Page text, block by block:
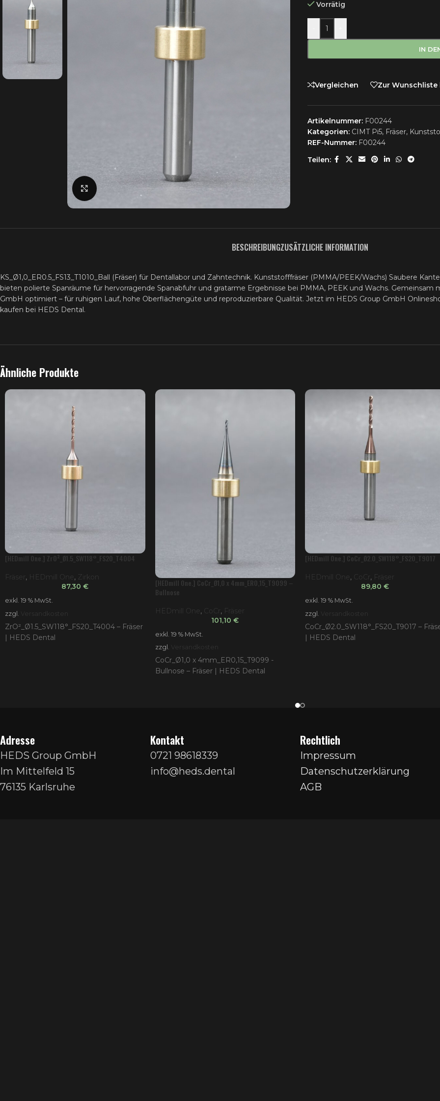
Klick zum Vergrößern
Vorrätig
IN
Vergleichen Zur Wunschliste
Artikelnummer: F00244
Kategorien: CIMT Pi5, Fräser,
REF-Nummer: F00244
Teilen:
BESCHREIBUNGZUSÄTZLICHE INFORMATION
KS_Ø1,0_ER0.5_FS13_T1010_Ball (Fräser) für Dentallabor und Zahntechnik. Kunststofffräser (PMMA/PEEK/Wachs) Saubere
bieten polierte Spanräume für hervorragende Spanabfuhr und gratarme Ergebnisse bei PMMA, PEEK und Wachs.
GmbH optimiert – für ruhigen Lauf, hohe Oberflächengüte und reproduzierbare Qualität. Jetzt im HEDS Group GmbH
kaufen bei HEDS Dental.
Ähnliche Produkte
[HEDmill One.] ZrO²_Ø1.5_SW118°_FS20_T4004
Fräser , HEDmill One, Zirkon
87,30€
exkl. 19 % MwSt.
zzgl.
Versandkosten
ZrO²_Ø1.5_SW118°_FS20_T4004 – Fräser
| HEDS Dental
[HEDmill One.] CoCr_Ø1,0 x 4mm_ER0,15_T9099 –
Bullnose
HEDmill One, CoCr , Fräser
101,10€
exkl. 19 % MwSt.
zzgl. Versandkosten
CoCr_Ø1,0 x 4mm_ER0,15_T9099 -
Bullnose – Fräser | HEDS Dental
[HEDmill One.] CoCr_Ø2.0_SW118°_FS20_T9017
HEDmill One, CoCr , Fräser
89,80€
exkl. 19 % MwSt.
zzgl.
Versandkosten
CoCr_Ø2.0_SW118°_FS20_T9017 –
| HEDS Dental
Adresse
HEDS Group GmbH
Im Mittelfeld 15
76135 Karlsruhe
Kontakt
0721 98618339
info@heds.dental
Rechtlich
Impressum
Datenschutzerklärung
AGB